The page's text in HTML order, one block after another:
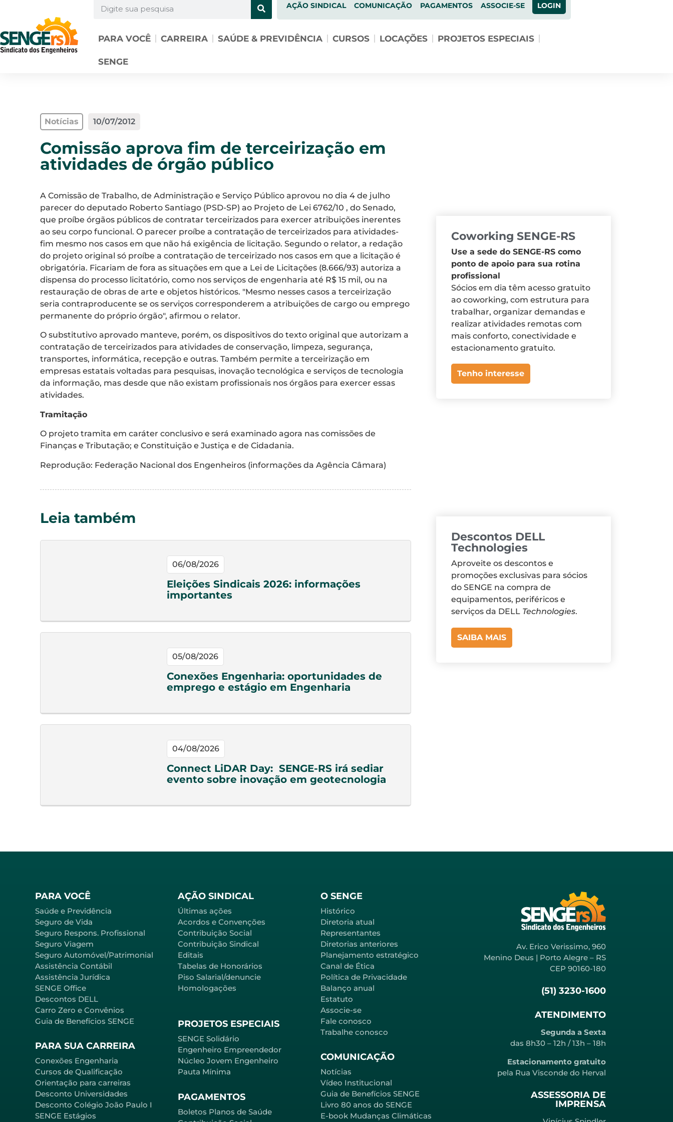
AÇÃO SINDICAL COMUNICAÇÃO PAGAMENTOS ASSOCIE-SE LOGIN
PARA VOCÊ CARREIRA SAÚDE & PREVIDÊNCIA CURSOS LOCAÇÕES PROJETOS ESPECIAIS
SENGE
Notícias 10/07/2012
Comissão aprova fim de terceirização em
atividades de órgão público
A Comissão de Trabalho, de Administração e Serviço Público aprovou no dia 4 de julho
parecer do deputado Roberto Santiago (PSD-SP) ao Projeto de Lei 6762/10 , do Senado,
que proíbe órgãos públicos de contratar terceirizados para exercer atribuições inerentes
ao seu corpo funcional. O parecer proíbe a contratação de terceirizados para atividades-
fim mesmo nos casos em que não há exigência de licitação. Segundo o relator, a redação
do projeto original só proíbe a contratação de terceirizado nos casos em que a licitação é
obrigatória. Ficariam de fora as situações em que a Lei de Licitações (8.666/93) autoriza a
dispensa do processo licitatório, como nos serviços de engenharia até R$ 15 mil, ou na
restauração de obras de arte e objetos históricos. "Mesmo nesses casos a terceirização
seria contraproducente se os serviços corresponderem a atribuições de cargo ou emprego
permanente do próprio órgão", afirmou o relator.
O substitutivo aprovado manteve, porém, os dispositivos do texto original que autorizam a
contratação de terceirizados para atividades de conservação, limpeza, segurança,
transportes, informática, recepção e outras. Também permite a terceirização em
empresas estatais voltadas para pesquisas, inovação tecnológica e serviços de tecnologia
da informação, mas desde que não existam profissionais nos órgãos para exercer essas
atividades.
Tramitação
O projeto tramita em caráter conclusivo e será examinado agora nas comissões de
Finanças e Tributação; e Constituição e Justiça e de Cidadania.
Reprodução: Federação Nacional dos Engenheiros (informações da Agência Câmara)
Leia também
06/08/2026
Eleições Sindicais 2026: informações
importantes
05/08/2026
Conexões Engenharia: oportunidades de
emprego e estágio em Engenharia
04/08/2026
Connect LiDAR Day: SENGE-RS irá sediar
evento sobre inovação em geotecnologia
Coworking SENGE-RS
Use a sede do SENGE-RS como
ponto de apoio para sua rotina
profissional
Sócios em dia têm acesso gratuito
ao coworking, com estrutura para
trabalhar, organizar demandas e
realizar atividades remotas com
mais conforto, conectividade e
estacionamento gratuito.
Tenho interesse
Descontos DELL
Technologies
Aproveite os descontos e
promoções exclusivas para sócios
do SENGE na compra de
equipamentos, periféricos e
serviços da DELL Technologies.
SAIBA MAIS
PARA VOCÊ
Saúde e Previdência
Seguro de Vida
Seguro Respons. Profissional
Seguro Viagem
Seguro Automóvel/Patrimonial
Assistência Contábil
Assistência Jurídica
SENGE Office
Descontos DELL
Carro Zero e Convênios
Guia de Benefícios SENGE
PARA SUA CARREIRA
Conexões Engenharia
Cursos de Qualificação
Orientação para carreiras
Desconto Universidades
Desconto Colégio João Paulo I
SENGE Estágios
AÇÃO SINDICAL
Últimas ações
Acordos e Convenções
Contribuição Social
Contribuição Sindical
Editais
Tabelas de Honorários
Piso Salarial/denuncie
Homologações
PROJETOS ESPECIAIS
SENGE Solidário
Engenheiro Empreendedor
Núcleo Jovem Engenheiro
Pauta Mínima
PAGAMENTOS
Boletos Planos de Saúde
O SENGE
Histórico
Diretoria atual
Representantes
Diretorias anteriores
Planejamento estratégico
Canal de Ética
Política de Privacidade
Balanço anual
Estatuto
Associe-se
Fale conosco
Trabalhe conosco
COMUNICAÇÃO
Notícias
Vídeo Institucional
Guia de Benefícios SENGE
Livro 80 anos do SENGE
E-book Mudanças Climáticas
Av. Erico Verissimo, 960
Menino Deus | Porto Alegre – RS
CEP 90160-180
(51) 3230-1600
ATENDIMENTO
Segunda a Sexta
das 8h30 – 12h / 13h – 18h
Estacionamento gratuito
pela Rua Visconde do Herval
ASSESSORIA DE
IMPRENSA